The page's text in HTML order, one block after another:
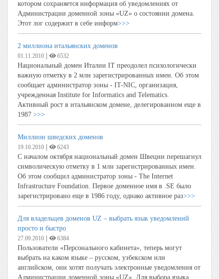
котором сохраняется информация об уведомлениях от
Администрации доменной зоны «UZ» о состоянии домена.
Этот лог содержит в себе информ>>>
2 миллиона итальянских доменов
01.11.2010 6532
Национальный домен Италии IT преодолел психологически
важную отметку в 2 млн зарегистрированных имен. Об этом
сообщает администратор зоны - IT-NIC, организация,
учрежденная Institute for Informatics and Telematics.
Активный рост в итальянском домене, делегированном еще в
1987 >>>
Миллион шведских доменов
19.10.2010 6243
С началом октября национальный домен Швеции перешагнул
символическую отметку в 1 млн зарегистрированных имен.
Об этом сообщил администратор зоны - The Internet
Infrastructure Foundation. Первое доменное имя в .SE было
зарегистрировано еще в 1986 году, однако активное раз>>>
Для владельцев доменов UZ – выбрать язык уведомлений
просто и быстро
27.09.2010 6384
Пользователи «Персонального кабинета», теперь могут
выбрать на каком языке – русском, узбекском или
английском, они хотят получать электронные уведомления от
Администрации доменной зоны «UZ». Для выбора языка